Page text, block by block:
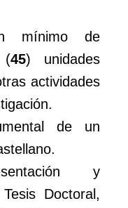
mínimo de
(45) unidades
actividades
de un
y
Doctoral,